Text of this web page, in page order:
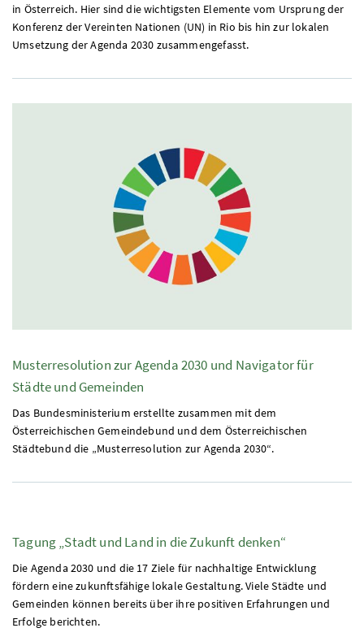
in Österreich. Hier sind die wichtigsten Elemente vom Ursprung der
Konferenz der Vereinten Nationen (UN) in Rio bis hin zur lokalen
Umsetzung der Agenda 2030 zusammengefasst.
Musterresolution zur Agenda 2030 und Navigator für
Städte und Gemeinden
Das Bundesministerium erstellte zusammen mit dem
Österreichischen Gemeindebund und dem Österreichischen
Städtebund die „Musterresolution zur Agenda 2030“.
Tagung „Stadt und Land in die Zukunft denken“
Die Agenda 2030 und die 17 Ziele für nachhaltige Entwicklung
fördern eine zukunftsfähige lokale Gestaltung. Viele Städte und
Gemeinden können bereits über ihre positiven Erfahrungen und
Erfolge berichten.